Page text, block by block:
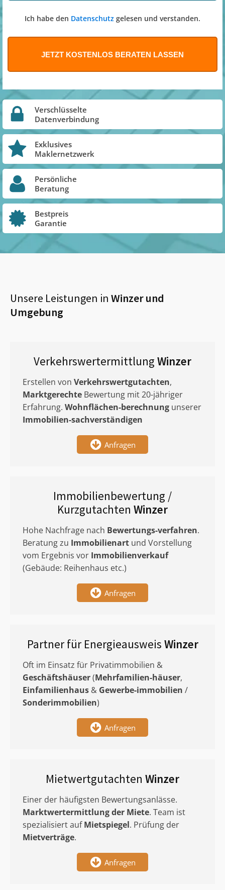
Ich habe den Datenschutz gelesen und verstanden.
Verschlüsselte
Datenverbindung
Exklusives
Maklernetzwerk
Persönliche
Beratung
Bestpreis
Garantie
Unsere Leistungen in Winzerund
Umgebung
Verkehrswertermittlung Winzer
Erstellen von Verkehrswertgutachten,
Marktgerechte Bewertung mit 20-jähriger
Erfahrung. Wohnflächen-berechnung unserer
Immobilien-sachverständigen
Anfragen
Immobilienbewertung /
Kurzgutachten Winzer
Hohe Nachfrage nach Bewertungs-verfahren.
Beratung zu Immobilienart und Vorstellung
vom Ergebnis vor Immobilienverkauf
(Gebäude: Reihenhaus etc.)
Anfragen
Partner für Energieausweis Winzer
Oft im Einsatz für Privatimmobilien &
Geschäftshäuser(Mehrfamilien-häuser,
Einfamilienhaus & Gewerbe-immobilien /
Sonderimmobilien)
Anfragen
Mietwertgutachten Winzer
Einer der häufigsten Bewertungsanlässe.
Marktwertermittlungder Miete. Team ist
spezialisiert aufMietspiegel. Prüfung der
Mietverträge.
Anfragen